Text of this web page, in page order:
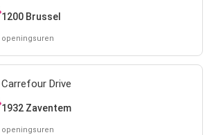
1200 Brussel
openingsuren
Carrefour Drive
1932 Zaventem
openingsuren